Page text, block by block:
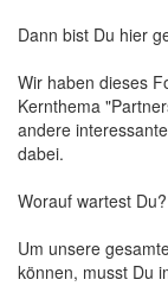
Dann bist Du hier
Wir haben dieses
Kernthema
andere
dabei.
Worauf wartest
Um unsere
können, musst Du